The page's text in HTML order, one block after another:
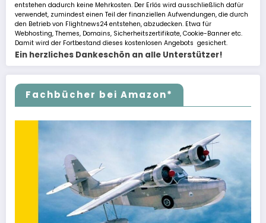
entstehen dadurch keine Mehrkosten. Der Erlös wird ausschließlich dafür
verwendet, zumindest einen Teil der finanziellen Aufwendungen, die durch
den Betrieb von Flightnews24 entstehen, abzudecken. Etwa für
Webhosting, Themes, Domains, Sicherheitszertifikate, Cookie-Banner etc.
Damit wird der Fortbestand dieses kostenlosen Angebots gesichert.
Ein herzliches Dankeschön an alle Unterstützer!
Fachbücher bei Amazon*